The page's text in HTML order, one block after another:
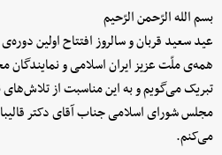
بسم الله الرّحمن الرّحیم
عید سعید قربان و سالروز افتتاح اولین
همه‌ی ملّت عزیز ایران اسلامی و
تبریک می‌گویم و به این مناسبت از
مجلس شورای اسلامی جناب آقای دکتر
می‌کنم.